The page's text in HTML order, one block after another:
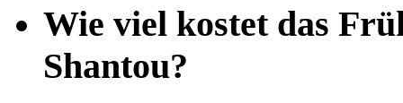
Wie viel kostet das
Shantou?